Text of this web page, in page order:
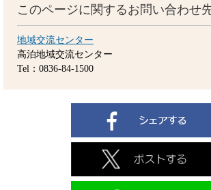
このページに関するお問い合わせ
地域交流センター
高泊地域交流センター
Tel：0836-84-1500